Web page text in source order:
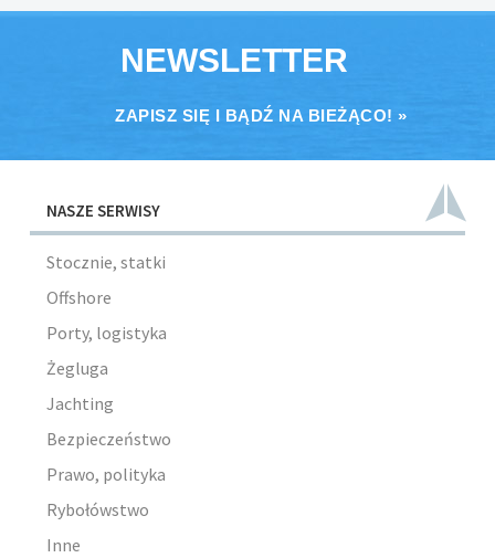
NEWSLETTER
ZAPISZ SIĘ I BĄDŹ NA BIEŻĄCO! »
NASZE SERWISY
Stocznie, statki
Offshore
Porty, logistyka
Żegluga
Jachting
Bezpieczeństwo
Prawo, polityka
Rybołówstwo
Inne